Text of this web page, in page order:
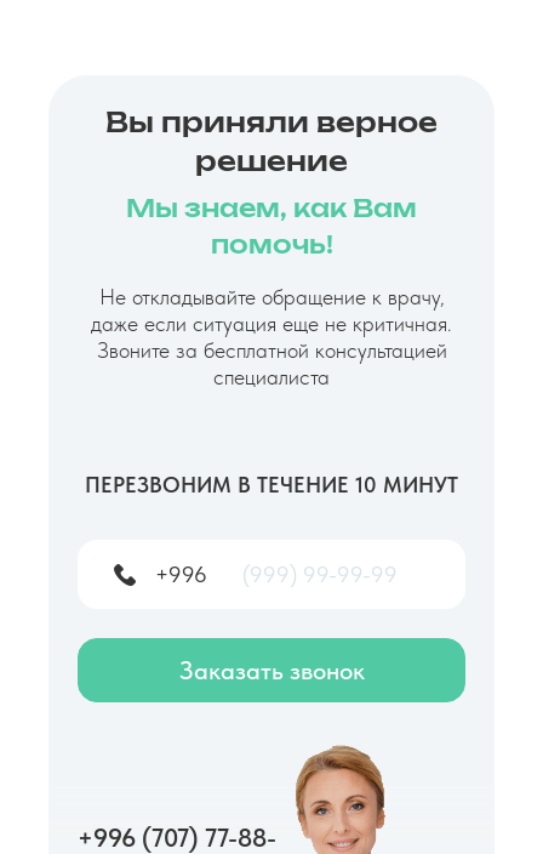
Вы приняли верное
решение
Мы знаем, как Вам
помочь!
Не откладывайте обращение к врачу,
даже если ситуация еще не критичная.
Звоните за бесплатной консультацией
специалиста
ПЕРЕЗВОНИМ В ТЕЧЕНИЕ 10 МИНУТ
+996
Заказать звонок
+996 (707) 77-88-